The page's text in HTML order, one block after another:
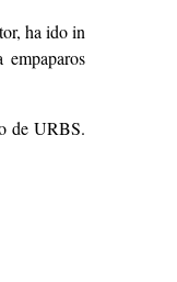
ha ido in
de URBS.